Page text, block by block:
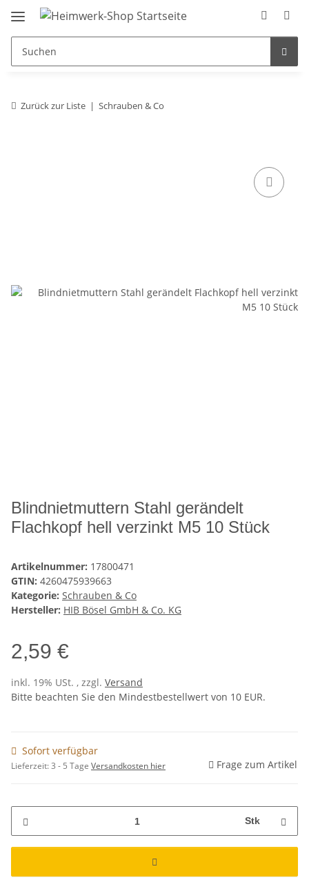
Zurück zur Liste Schrauben & Co
Blindnietmuttern Stahl gerändelt
Flachkopf hell verzinkt M5 10 Stück
Artikelnummer: 17800471
GTIN: 4260475939663
Kategorie: Schrauben & Co
Hersteller: HIB Bösel GmbH & Co. KG
2,59 €
inkl. 19% USt. , zzgl. Versand
Bitte beachten Sie den Mindestbestellwert von 10 EUR.
Sofort verfügbar
Lieferzeit:3 - 5 Tage Versandkosten hier Frage zum Artikel
Stk